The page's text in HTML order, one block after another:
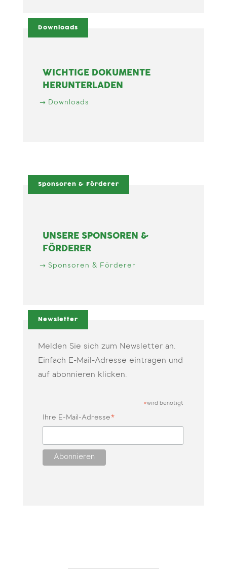
Downloads
WICHTIGE DOKUMENTE
HERUNTERLADEN
Downloads
Sponsoren & Förderer
UNSERE SPONSOREN &
FÖRDERER
Sponsoren & Förderer
Newsletter
Melden Sie sich zum Newsletter an.
Einfach E-Mail-Adresse eintragen und
auf abonnieren klicken.
*wird benötigt
Ihre E-Mail-Adresse*